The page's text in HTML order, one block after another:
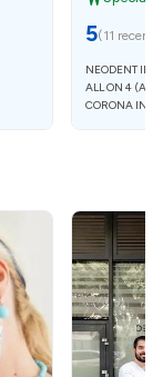
5(11
NEODENT
ALL ON 4
CORONA IN